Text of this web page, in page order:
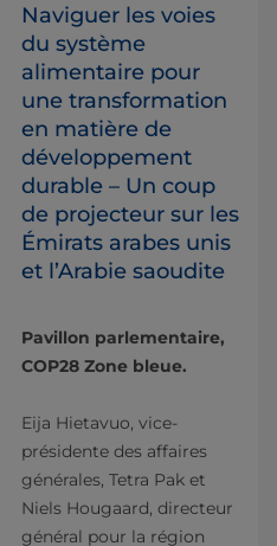
Naviguer les voies
du système
alimentaire pour
une transformation
en matière de
développement
durable – Un coup
de projecteur sur les
Émirats arabes unis
et l’Arabie saoudite
Pavillon parlementaire,
COP28 Zone bleue.
Eija Hietavuo, vice-
présidente des affaires
générales, Tetra Pak et
Niels Hougaard, directeur
général pour la région